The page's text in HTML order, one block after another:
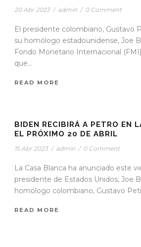
20 Abr 2023 / admin / 0 Comment
El presidente colombiano, Gustavo
su homólogo estadounidense, Joe
Fondo Monetario Internacional
que...
READ MORE
BIDEN RECIBIRÁ A PETRO EN
EL PRÓXIMO 20 DE ABRIL
15 Abr 2023 / admin / 0 Comment
La Casa Blanca ha anunciado este
presidente de Estados Unidos, Joe
homólogo colombiano, Gustavo
READ MORE